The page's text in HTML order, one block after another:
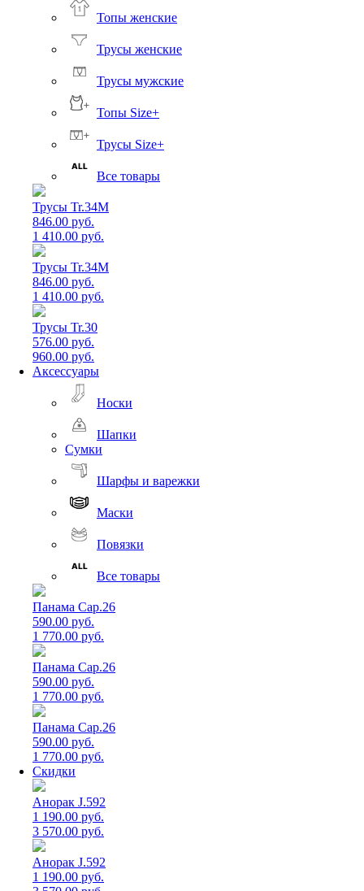
Топы женские
Трусы женские
Трусы мужские
Топы Size+
Трусы Size+
Все товары
Трусы Tr.34M
846.00 руб.
1 410.00 руб.
Трусы Tr.34M
846.00 руб.
1 410.00 руб.
Трусы Tr.30
576.00 руб.
960.00 руб.
Аксессуары
Носки
Шапки
Сумки
Шарфы и варежки
Маски
Повязки
Все товары
Панама Cap.26
590.00 руб.
1 770.00 руб.
Панама Cap.26
590.00 руб.
1 770.00 руб.
Панама Cap.26
590.00 руб.
1 770.00 руб.
Скидки
Анорак J.592
1 190.00 руб.
3 570.00 руб.
Анорак J.592
1 190.00 руб.